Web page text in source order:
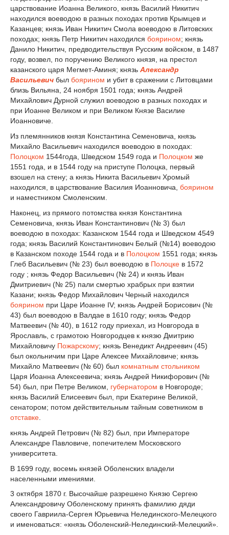
царствование Иоанна Великого, князь Василий Никитич
находился воеводою в разных походах против Крымцев и
Казанцев; князь Иван Никитич Смола воеводою в Литовских
походах; князь Петр Никитич находился боярином; князь
Данило Никитич, предводительствуя Русским войском, в 1487
году, возвел, по поручению Великого князя, на престол
казанского царя Мегмет-Аминя; князь Александр
Васильевич был боярином и убит в сражении с Литовцами
близь Вильяна, 24 ноября 1501 года; князь Андрей
Михайлович Дурной служил воеводою в разных походах и
при Иоанне Великом и при Великом Князе Василие
Иоанновиче.
Из племянников князя Константина Семеновича, князь
Михайло Васильевич находился воеводою в походах:
Полоцком 1544года, Шведском 1549 года и Полоцком же
1551 года, и в 1544 году на приступе Полоцка, первый
взошел на стену; а князь Никита Васильевич Хромый
находился, в царствование Василия Иоанновича, боярином
и наместником Смоленским.
Наконец, из прямого потомства князя Константина
Семеновича, князь Иван Константинович (№ 3) был
воеводою в походах: Казанском 1544 года и Шведском 4549
года; князь Василий Константинович Белый (№14) воеводою
в Казанском походе 1544 года и в Полоцком 1551 года; князь
Глеб Васильевич (№ 23) был воеводою в Полоцке в 1572
году ; князь Федор Васильевич (№ 24) и князь Иван
Дмитриевич (№ 25) пали смертью храбрых при взятии
Казани; князь Федор Михайлович Черный находился
боярином при Царе Иоанне IV; князь Андрей Борисович (№
43) был воеводою в Валдае в 1610 году; князь Федор
Матвеевич (№ 40), в 1612 году приехал, из Новгорода в
Ярославль, с грамотою Новгородцев к князю Дмитрию
Михайловичу Пожарскому; князь Венедикт Андреевич (45)
был окольничим при Царе Алексее Михайловиче; князь
Михайло Матвеевич (№ 60) был комнатным стольником
Царя Иоанна Алексеевича; князь Андрей Никифорович (№
54) был, при Петре Великом, губернатором в Новгороде;
князь Василий Елисеевич был, при Екатерине Великой,
сенатором; потом действительным тайным советником в
отставке
князь Андрей Петрович (№ 82) был, при Императоре
Александре Павловиче, попечителем Московского
университета.
В 1699 году, восемь князей Оболенских владели
населенными имениями.
3 октября 1870 г. Высочайше разрешено Князю Сергею
Александровичу Оболенскому принять фамилию дяди
своего Гавриила-Сергея Юрьевича Нелединского-Мелецкого
и именоваться: «князь Оболенский-Нелединский-Мелецкий».